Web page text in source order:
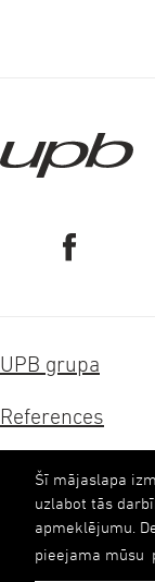
Šī mājaslapa
uzlabot tās
apmeklējumu.
pieejama mūsu
UPB grupa
References
Sertifikāti
Kontakti